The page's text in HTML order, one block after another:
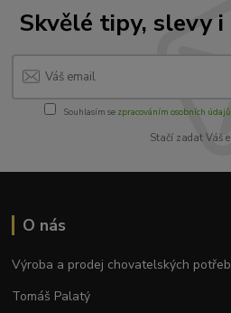
Skvělé tipy, slevy
Souhlasím se zpracováním osobních údajů
Stačí zadat Váš
O nás
Výroba a prodej chovatelských potřeb
Tomáš Palatý